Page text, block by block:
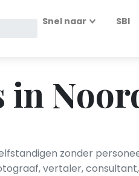
Snel naar SBI
in
zonder
vertaler,